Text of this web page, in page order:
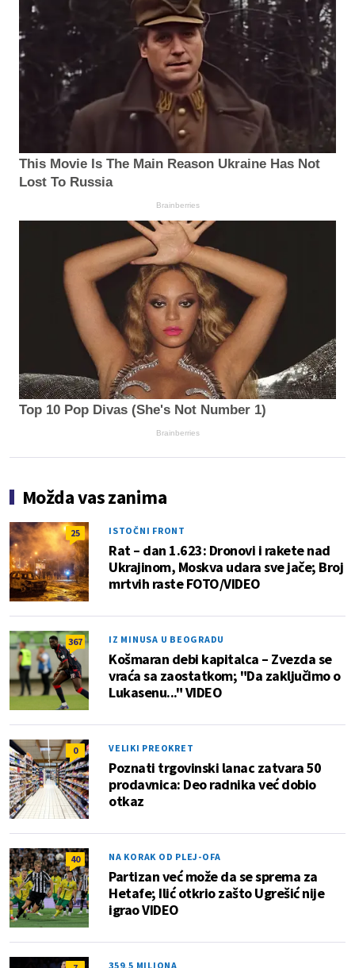
This Movie Is The Main Reason Ukraine Has Not
Lost To Russia
Brainberries
Top 10 Pop Divas (She's Not Number 1)
Brainberries
Možda vas zanima
25 ISTOČNI FRONT
Rat – dan 1.623: Dronovi i rakete nad
Ukrajinom, Moskva udara sve jače; Broj
mrtvih raste FOTO/VIDEO
367 IZ MINUSA U BEOGRADU
Košmaran debi kapitalca – Zvezda se
vraća sa zaostatkom; "Da zaključimo o
Lukasenu..." VIDEO
0 VELIKI PREOKRET
Poznati trgovinski lanac zatvara 50
prodavnica: Deo radnika već dobio
otkaz
40 NA KORAK OD PLEJ-OFA
Partizan već može da se sprema za
Hetafe; Ilić otkrio zašto Ugrešić nije
igrao VIDEO
359,5 MILIONA